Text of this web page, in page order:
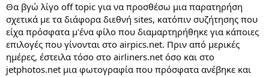
Θα βγώ λίγο off topic για να προσθέσω μια παρατηρήση
σχετικά με τα διάφορα διεθνή sites, κατόπιν συζήτησης που
είχα πρόσφατα μ'ένα φίλο που διαμαρτηρήθηκε για κάποιες
επιλογές που γίνονται στο airpics.net. Πριν από μερικές
ημέρες, έστειλα τόσο στο airliners.net όσο και στο
jetphotos.net μια φωτογραφία που πρόσφατα ανέβηκε και